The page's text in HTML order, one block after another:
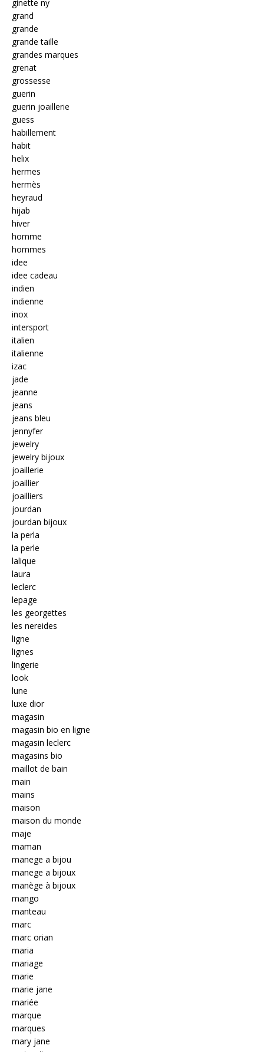
ginette ny
grand
grande
grande taille
grandes marques
grenat
grossesse
guerin
guerin joaillerie
guess
habillement
habit
helix
hermes
hermès
heyraud
hijab
hiver
homme
hommes
idee
idee cadeau
indien
indienne
inox
intersport
italien
italienne
izac
jade
jeanne
jeans
jeans bleu
jennyfer
jewelry
jewelry bijoux
joaillerie
joaillier
joailliers
jourdan
jourdan bijoux
la perla
la perle
lalique
laura
leclerc
lepage
les georgettes
les nereides
ligne
lignes
lingerie
look
lune
luxe dior
magasin
magasin bio en ligne
magasin leclerc
magasins bio
maillot de bain
main
mains
maison
maison du monde
maje
maman
manege a bijou
manege a bijoux
manège à bijoux
mango
manteau
marc
marc orian
maria
mariage
marie
marie jane
mariée
marque
marques
mary jane